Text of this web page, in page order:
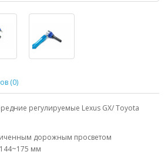
(0)
регулируемые Lexus GX/ Toyota
дорожным просветом
мм